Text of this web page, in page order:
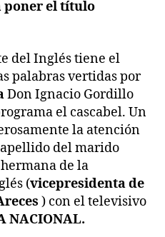
poner el título
del Inglés tiene el
palabras vertidas por
Don Ignacio Gordillo
el cascabel. Un
la atención
del marido
de la
(vicepresidenta de
) con el televisivo
NACIONAL.